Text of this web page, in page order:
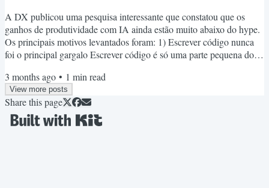
A DX publicou uma pesquisa interessante que constatou que os
ganhos de produtividade com IA ainda estão muito abaixo do hype.
Os principais motivos levantados foram: 1) Escrever código nunca
foi o principal gargalo Escrever código é só uma parte pequena do
Microsoft). IA acelera escrita de código, não necessariamente o
sistema inteiro. 2) Automatizar apenas parte do ciclo de
desenvolvimento cria novos gargalos Esse é o ponto...
3 months ago • 1 min read
View more posts
Share this page